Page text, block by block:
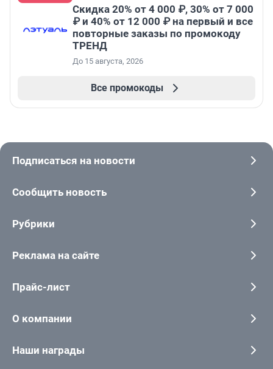
Скидка 20% от 4 000 ₽, 30% от 7 000
₽ и 40% от 12 000 ₽ на первый и все
повторные заказы по промокоду
ТРЕНД
До 15 августа, 2026
Все промокоды
Подписаться на новости
Сообщить новость
Рубрики
Реклама на сайте
Прайс-лист
О компании
Наши награды